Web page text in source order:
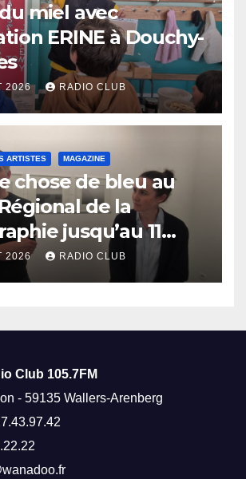
miel avec
ERINE à Douchy-
2026 RADIO CLUB
ARTISTES MAGAZINE
chose de bleu au
de la
jusqu’au 11
2026 RADIO CLUB
Club 105.7FM
- 59135 Wallers-Arenberg